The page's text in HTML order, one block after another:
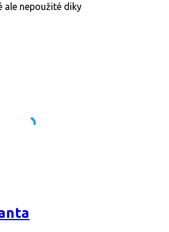
ale nepoužité diky